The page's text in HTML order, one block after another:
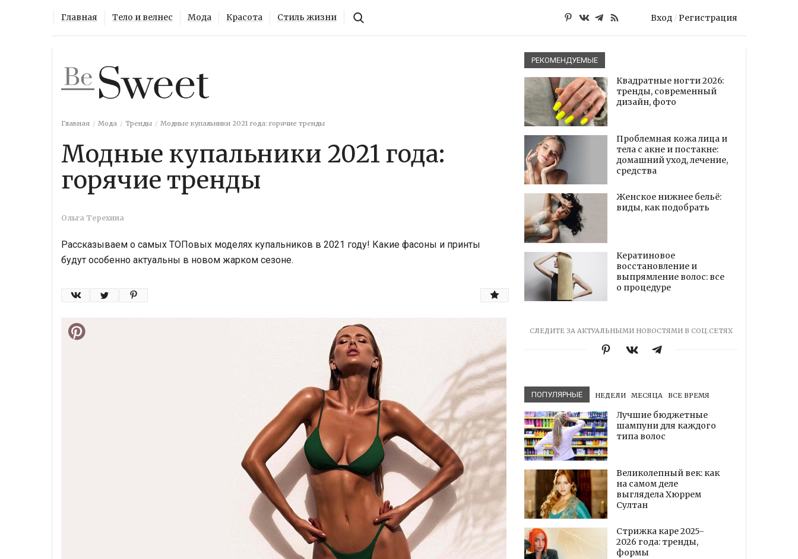
Главная Тело и велнес Мода Красота Стиль жизни Вход /Регистрация
Главная Мода Тренды Модные купальники 2021 года: горячие тренды
Модные купальники 2021 года:
горячие тренды
Ольга Терехина
Рассказываем о самых ТОПовых моделях купальников в 2021 году! Какие фасоны и принты
будут особенно актуальны в новом жарком сезоне.
РЕКОМЕНДУЕМЫЕ
Квадратные ногти 2026:
тренды, современный
дизайн, фото
Проблемная кожа лица и
тела с акне и постакне:
домашний уход, лечение,
средства
Женское нижнее бельё:
виды, как подобрать
Кератиновое
восстановление и
выпрямление волос: все
о процедуре
СЛЕДИТЕ ЗА АКТУАЛЬНЫМИ НОВОСТЯМИ В СОЦ.СЕТЯХ
ПОПУЛЯРНЫЕ НЕДЕЛИ МЕСЯЦА ВСЕ ВРЕМЯ
Лучшие бюджетные
шампуни для каждого
типа волос
Великолепный век: как
на самом деле
выглядела Хюррем
Султан
Стрижка каре 2025-
2026 года: тренды,
формы